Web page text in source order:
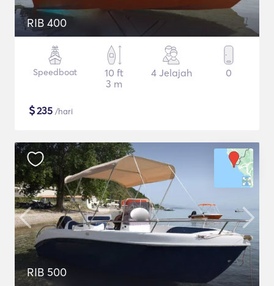
RIB 400
Speedboat
10 ft
3 m
4 Jelajah 0
$235 /hari
RIB 500